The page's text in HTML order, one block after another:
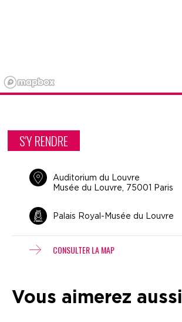
S'Y RENDRE
Auditorium du Louvre
Musée du Louvre, 75001 Paris
Palais Royal-Musée du Louvre
CONSULTER LA MAP
Vous aimerez aussi